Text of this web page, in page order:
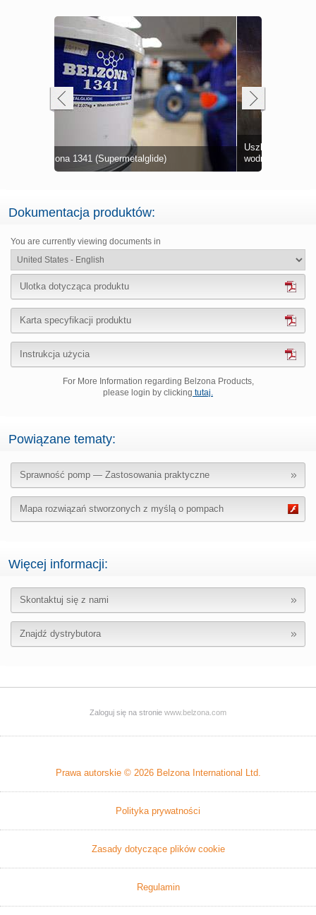
Uszkodzenia kawitacyjne pędników
wodnorzutowych
Dokumentacja produktów:
You are currently viewing documents in
Ulotka dotycząca produktu
Karta specyfikacji produktu
Instrukcja użycia
For More Information regarding Belzona Products,
please login by clicking tutaj.
Powiązane tematy:
Sprawność pomp — Zastosowania praktyczne
Mapa rozwiązań stworzonych z myślą o pompach
Więcej informacji:
Skontaktuj się z nami
Znajdź dystrybutora
Zaloguj się na stronie www.belzona.com
Prawa autorskie © 2026 Belzona International Ltd.
Polityka prywatności
Zasady dotyczące plików cookie
Regulamin